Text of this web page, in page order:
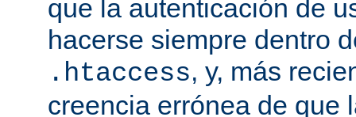
que la autenticación de
hacerse siempre dentro
.htaccess, y, más
creencia errónea de que